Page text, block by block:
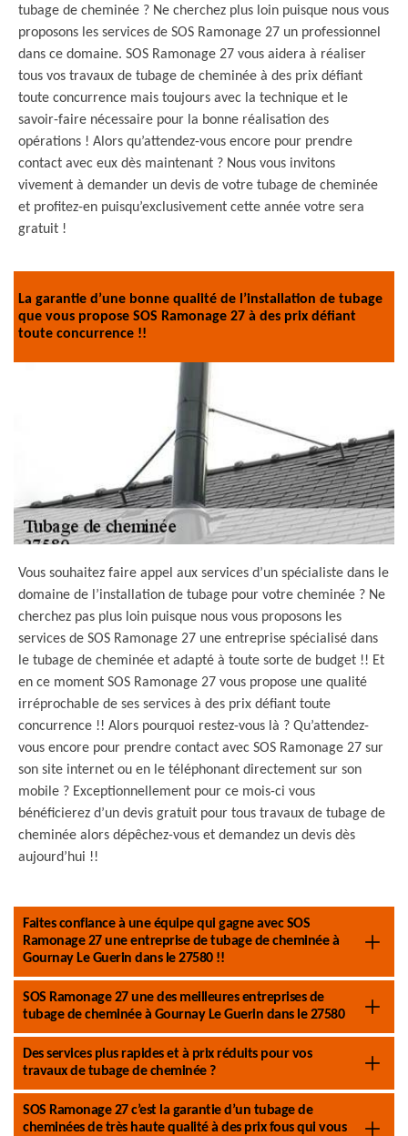
tubage de cheminée ? Ne cherchez plus loin puisque nous vous
proposons les services de SOS Ramonage 27 un professionnel
dans ce domaine. SOS Ramonage 27 vous aidera à réaliser
tous vos travaux de tubage de cheminée à des prix défiant
toute concurrence mais toujours avec la technique et le
savoir-faire nécessaire pour la bonne réalisation des
opérations ! Alors qu’attendez-vous encore pour prendre
contact avec eux dès maintenant ? Nous vous invitons
vivement à demander un devis de votre tubage de cheminée
et profitez-en puisqu’exclusivement cette année votre sera
gratuit !
La garantie d’une bonne qualité de l’installation de tubage
que vous propose SOS Ramonage 27 à des prix défiant
toute concurrence !!
Vous souhaitez faire appel aux services d’un spécialiste dans le
domaine de l’installation de tubage pour votre cheminée ? Ne
cherchez pas plus loin puisque nous vous proposons les
services de SOS Ramonage 27 une entreprise spécialisé dans
le tubage de cheminée et adapté à toute sorte de budget !! Et
en ce moment SOS Ramonage 27 vous propose une qualité
irréprochable de ses services à des prix défiant toute
concurrence !! Alors pourquoi restez-vous là ? Qu’attendez-
vous encore pour prendre contact avec SOS Ramonage 27 sur
son site internet ou en le téléphonant directement sur son
mobile ? Exceptionnellement pour ce mois-ci vous
bénéficierez d’un devis gratuit pour tous travaux de tubage de
cheminée alors dépêchez-vous et demandez un devis dès
aujourd’hui !!
Faites confiance à une équipe qui gagne avec SOS
Ramonage 27 une entreprise de tubage de cheminée à
Gournay Le Guerin dans le 27580 !!
SOS Ramonage 27 une des meilleures entreprises de
tubage de cheminée à Gournay Le Guerin dans le 27580
Des services plus rapides et à prix réduits pour vos
travaux de tubage de cheminée ?
SOS Ramonage 27 c’est la garantie d’un tubage de
cheminées de très haute qualité à des prix fous qui vous